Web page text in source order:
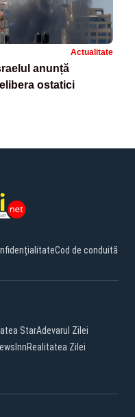
Actualitate
anunță
ostatici
Cod de conduită
StarAdevarul Zilei
Realitatea Zilei